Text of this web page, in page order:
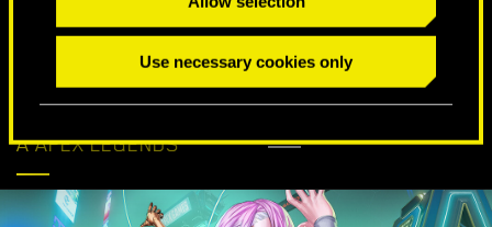
Use necessary cookies only
A APEX LEGENDS